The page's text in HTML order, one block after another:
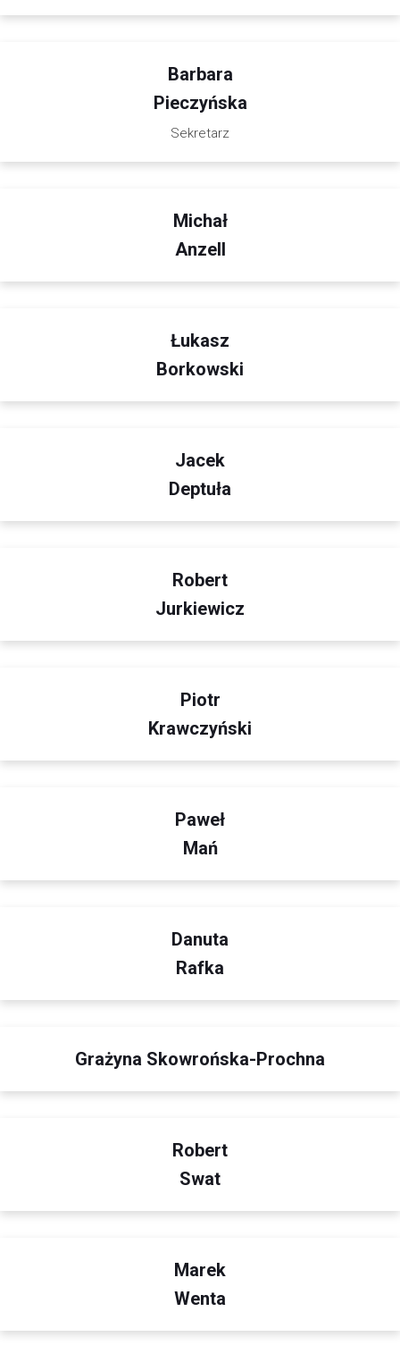
Barbara
Pieczyńska
Sekretarz
Michał
Anzell
Łukasz
Borkowski
Jacek
Deptuła
Robert
Jurkiewicz
Piotr
Krawczyński
Paweł
Mań
Danuta
Rafka
Grażyna Skowrońska-Prochna
Robert
Swat
Marek
Wenta